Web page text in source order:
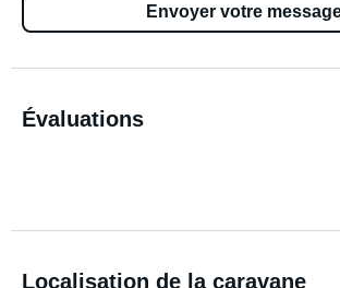
Envoyer votre
Évaluations
Localisation de la caravane